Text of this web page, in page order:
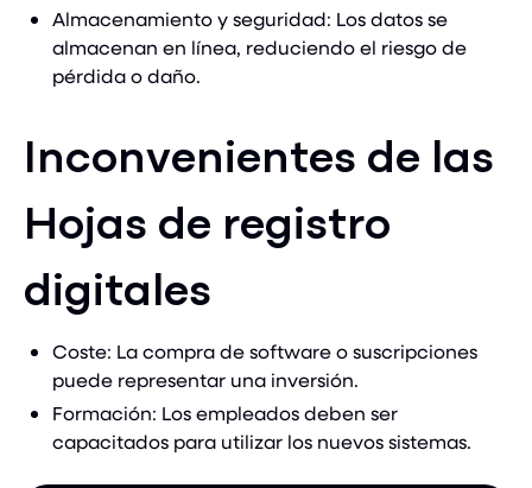
Almacenamiento y seguridad: Los datos se
almacenan en línea, reduciendo el riesgo de
pérdida o daño.
Inconvenientes de las
Hojas de registro
digitales
Coste: La compra de software o suscripciones
puede representar una inversión.
Formación: Los empleados deben ser
capacitados para utilizar los nuevos sistemas.